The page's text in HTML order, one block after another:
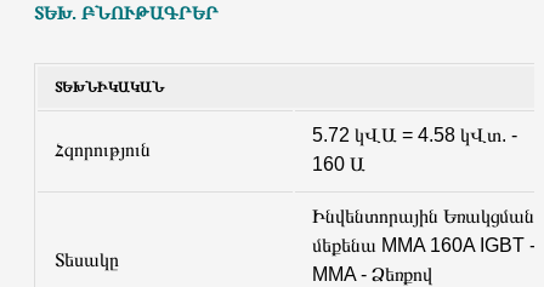
ՏԵԽ. ԲՆՈՒԹԱԳՐԵՐ
ՏԵԽՆԻԿԱԿԱՆ
Հզորություն
5.72 կՎԱ = 4.58 կՎտ. -
160 Ա
Տեսակը
Ինվենտորային Եռակցման
մեքենա MMA 160A IGBT -
MMA - Ձեռքով